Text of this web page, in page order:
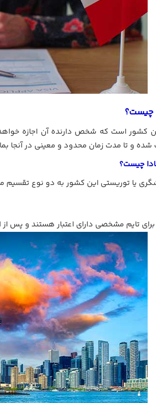
چیست؟
کشور است که شخص دارنده آن اجازه
شده و تا مدت زمان محدود و معینی در آنجا
چیست؟
یا توریستی این کشور به دو نوع
تایم مشخصی دارای اعتبار هستند و پس از